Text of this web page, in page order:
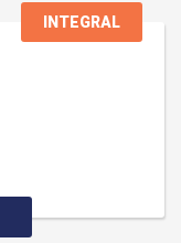
INTEGRAL